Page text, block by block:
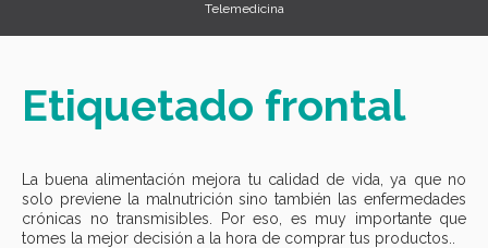
Telemedicina
Etiquetado frontal
La buena alimentación mejora tu calidad de vida, ya que no
solo previene la malnutrición sino también las enfermedades
crónicas no transmisibles. Por eso, es muy importante que
tomes la mejor decisión a la hora de comprar tus productos..